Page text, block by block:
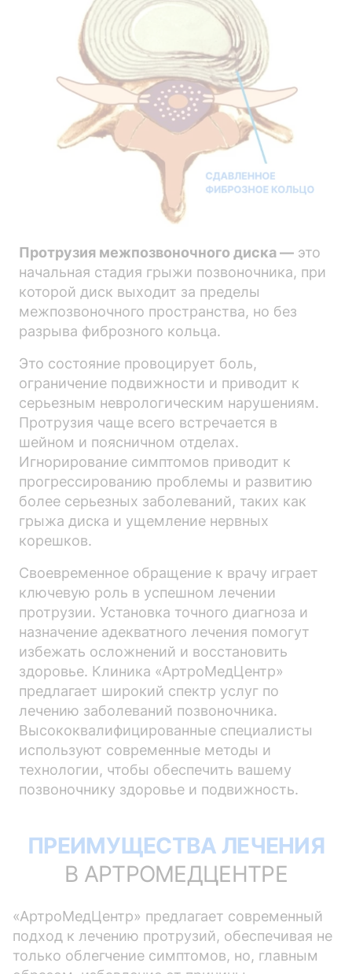
Протрузия межпозвоночного диска — это
начальная стадия грыжи позвоночника, при
которой диск выходит за пределы
межпозвоночного пространства, но без
разрыва фиброзного кольца.
Это состояние провоцирует боль,
ограничение подвижности и приводит к
серьезным неврологическим нарушениям.
Протрузия чаще всего встречается в
шейном и поясничном отделах.
Игнорирование симптомов приводит к
прогрессированию проблемы и развитию
более серьезных заболеваний, таких как
грыжа диска и ущемление нервных
корешков.
Своевременное обращение к врачу играет
ключевую роль в успешном лечении
протрузии. Установка точного диагноза и
назначение адекватного лечения помогут
избежать осложнений и восстановить
здоровье. Клиника «АртроМедЦентр»
предлагает широкий спектр услуг по
лечению заболеваний позвоночника.
Высококвалифицированные специалисты
используют современные методы и
технологии, чтобы обеспечить вашему
позвоночнику здоровье и подвижность.
ПРЕИМУЩЕСТВА ЛЕЧЕНИЯ
В АРТРОМЕДЦЕНТРЕ
«АртроМедЦентр» предлагает современный
подход к лечению протрузий, обеспечивая не
только облегчение симптомов, но, главным